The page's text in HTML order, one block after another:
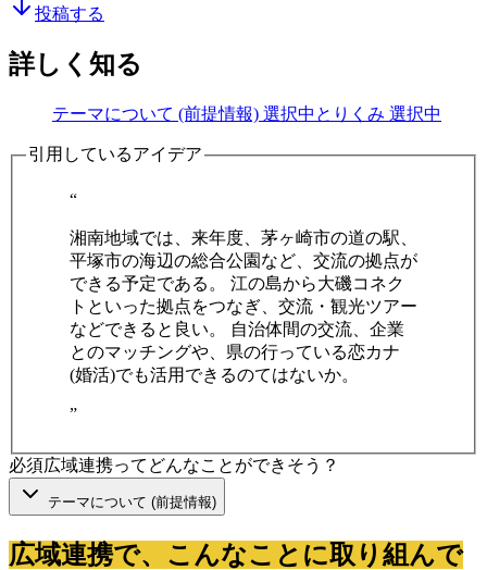
投稿する
詳しく知る
テーマについて (前提情報) 選択中 とりくみ 選択中
引用しているアイデア
“
湘南地域では、来年度、茅ヶ崎市の道の駅、
平塚市の海辺の総合公園など、交流の拠点が
できる予定である。 江の島から大磯コネク
トといった拠点をつなぎ、交流・観光ツアー
などできると良い。 自治体間の交流、企業
とのマッチングや、県の行っている恋カナ
(婚活)でも活用できるのてはないか。
”
必須広域連携ってどんなことができそう？
テーマについて (前提情報)
広域連携で、こんなことに取り組んで